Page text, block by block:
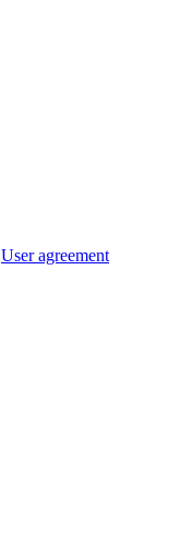
User agreement